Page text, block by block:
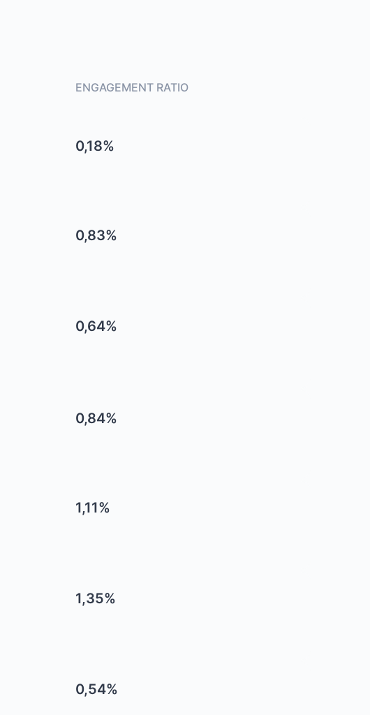
ENGAGEMENT RATIO
0,18%
0,83%
0,64%
0,84%
1,11%
1,35%
0,54%